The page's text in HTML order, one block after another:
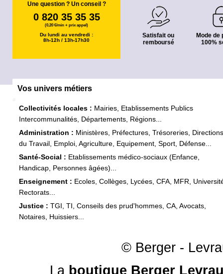
Une question ? Un conseil ?
0 820 35 35 35
(0,20 €/min + prix appel)
Du lundi au vendredi :
8h-12h / 13h-17h30
Satisfait ou
remboursé
Mode de
100%
Vos univers métiers
Collectivités locales : Mairies, Etablissements Publics
Intercommunalités, Départements, Régions...
Administration : Ministères, Préfectures, Trésoreries, Directions
du Travail, Emploi, Agriculture, Equipement, Sport, Défense...
Santé-Social : Etablissements médico-sociaux (Enfance,
Handicap, Personnes âgées)...
Enseignement : Ecoles, Collèges, Lycées, CFA, MFR,
Rectorats...
Justice : TGI, TI, Conseils des prud'hommes, CA, Avocats,
Notaires, Huissiers...
© Berger -
La boutique Berger